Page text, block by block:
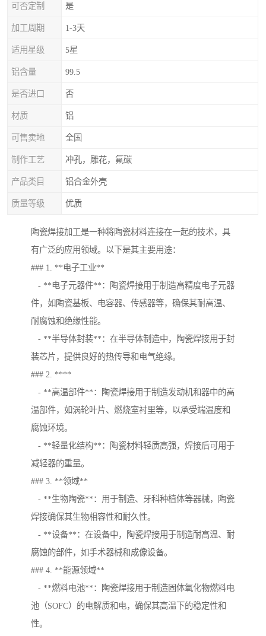
可否定制 是
加工周期 1-3天
适用星级 5星
铝含量 99.5
是否进口 否
材质 铝
可售卖地 全国
制作工艺 冲孔，雕花，氟碳
产品类目 铝合金外壳
质量等级 优质
陶瓷焊接加工是一种将陶瓷材料连接在一起的技术，具
有广泛的应用领域。以下是其主要用途：
### 1. **电子工业**
- **电子元器件**：陶瓷焊接用于制造高精度电子元器
件，如陶瓷基板、电容器、传感器等，确保其耐高温、
耐腐蚀和绝缘性能。
- **半导体封装**：在半导体制造中，陶瓷焊接用于封
装芯片，提供良好的热传导和电气绝缘。
### 2. ****
- **高温部件**：陶瓷焊接用于制造发动机和器中的高
温部件，如涡轮叶片、燃烧室衬里等，以承受端温度和
腐蚀环境。
- **轻量化结构**：陶瓷材料轻质高强，焊接后可用于
减轻器的重量。
### 3. **领域**
- **生物陶瓷**：用于制造、牙科种植体等器械，陶瓷
焊接确保其生物相容性和耐久性。
- **设备**：在设备中，陶瓷焊接用于制造耐高温、耐
腐蚀的部件，如手术器械和成像设备。
### 4. **能源领域**
- **燃料电池**：陶瓷焊接用于制造固体氧化物燃料电
池（SOFC）的电解质和电，确保其高温下的稳定性和
性。